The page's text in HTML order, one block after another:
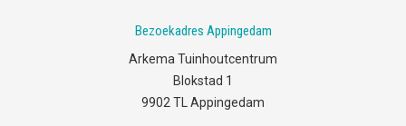
Bezoekadres Appingedam
Arkema Tuinhoutcentrum
Blokstad 1
9902 TL Appingedam